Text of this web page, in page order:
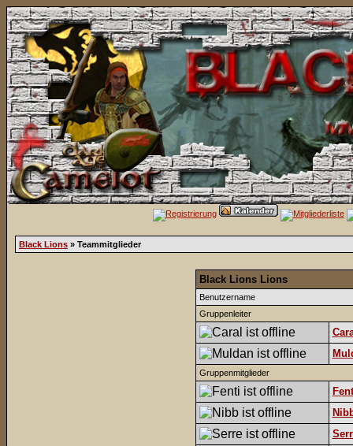
Black Lions » Teammitglieder
Black Lions Lions
Benutzername
Gruppenleiter
Gruppenmitglieder